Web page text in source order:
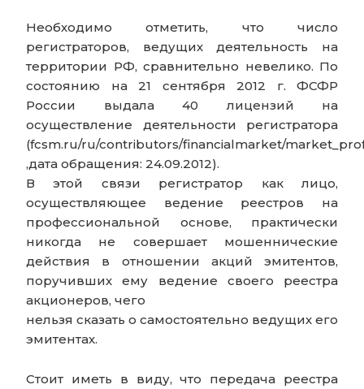
Необходимо отметить, что число
регистраторов, ведущих деятельность на
территории РФ, сравнительно невелико. По
состоянию на 21 сентября 2012 г. ФСФР
России выдала 40 лицензий на
осуществление деятельности регистратора
(fcsm.ru/ru/contributors/financialmarket/
,дата обращения: 24.09.2012).
В этой связи регистратор как лицо,
осуществляющее ведение реестров на
профессиональной основе, практически
никогда не совершает мошеннические
действия в отношении акций эмитентов,
поручивших ему ведение своего реестра
акционеров, чего
нельзя сказать о самостоятельно ведущих его
эмитентах.
Стоит иметь в виду, что передача реестра